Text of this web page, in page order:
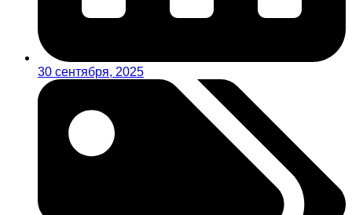
30 сентября, 2025